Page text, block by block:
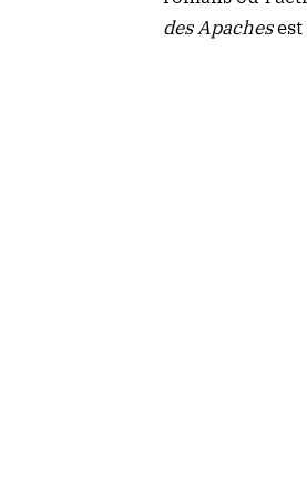
des Apachesest